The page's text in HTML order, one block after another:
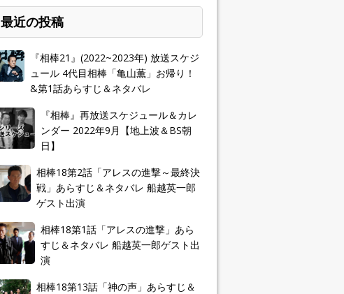
最近の投稿
『相棒21』(2022~2023年) 放送スケジ
ュール 4代目相棒「亀山薫」お帰り！
&第1話あらすじ＆ネタバレ
『相棒』再放送スケジュール＆カレ
ンダー 2022年9月【地上波＆BS朝
日】
相棒18第2話「アレスの進撃～最終決
戦」あらすじ＆ネタバレ 船越英一郎
ゲスト出演
相棒18第1話「アレスの進撃」あら
すじ＆ネタバレ 船越英一郎ゲスト出
演
相棒18第13話「神の声」あらすじ＆